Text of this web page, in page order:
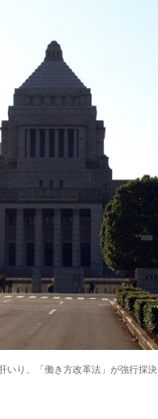
いり、「働き方改革法」が強行採決